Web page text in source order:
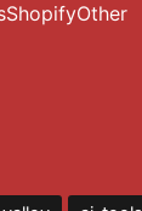
ShopifyOther